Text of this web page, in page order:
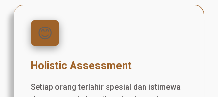
😊
Holistic Assessment
Setiap orang terlahir spesial dan istimewa